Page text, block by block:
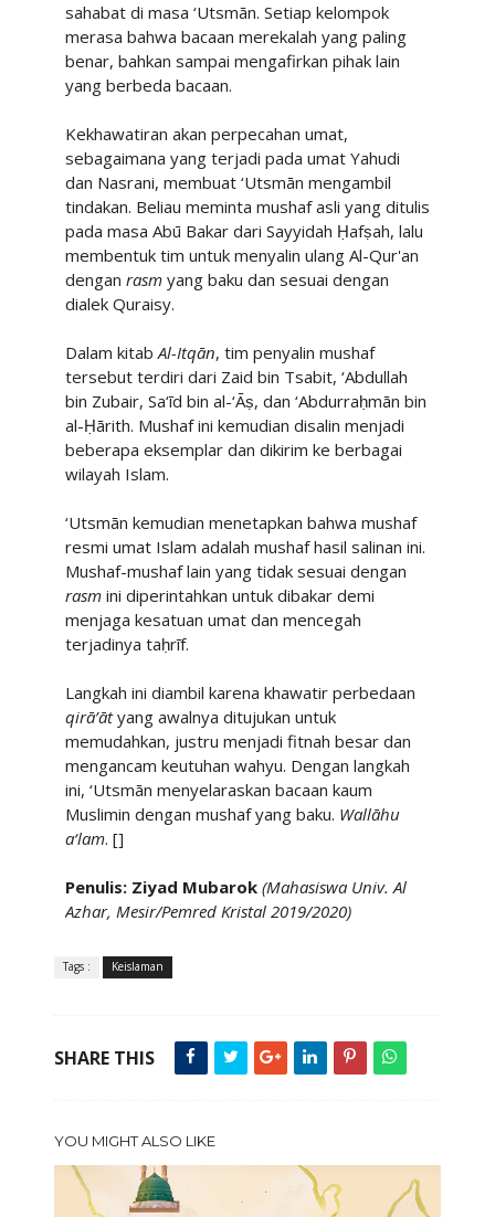
sahabat di masa ‘Utsmān. Setiap kelompok
merasa bahwa bacaan merekalah yang paling
benar, bahkan sampai mengafirkan pihak lain
yang berbeda bacaan.
Kekhawatiran akan perpecahan umat,
sebagaimana yang terjadi pada umat Yahudi
dan Nasrani, membuat ‘Utsmān mengambil
tindakan. Beliau meminta mushaf asli yang ditulis
pada masa Abū Bakar dari Sayyidah Ḥafṣah, lalu
membentuk tim untuk menyalin ulang Al-Qur'an
dengan rasmyang baku dan sesuai dengan
dialek Quraisy.
Dalam kitabAl-Itqān, tim penyalin mushaf
tersebut terdiri dari Zaid bin Tsabit, ‘Abdullah
bin Zubair, Sa‘īd bin al-‘Āṣ, dan ‘Abdurraḥmān bin
al-Ḥārith. Mushaf ini kemudian disalin menjadi
beberapa eksemplar dan dikirim ke berbagai
wilayah Islam.
‘Utsmān kemudian menetapkan bahwa mushaf
resmi umat Islam adalah mushaf hasil salinan ini.
Mushaf-mushaf lain yang tidak sesuai dengan
rasmini diperintahkan untuk dibakar demi
menjaga kesatuan umat dan mencegah
terjadinya taḥrīf.
Langkah ini diambil karena khawatir perbedaan
qirā’ātyang awalnya ditujukan untuk
memudahkan, justru menjadi fitnah besar dan
mengancam keutuhan wahyu. Dengan langkah
ini, ‘Utsmān menyelaraskan bacaan kaum
Muslimin dengan mushaf yang baku. Wallāhu
a‘lam. []
Penulis: Ziyad Mubarok (Mahasiswa Univ. Al
Azhar, Mesir/Pemred Kristal 2019/2020)
Tags : Keislaman
SHARE THIS
YOU MIGHT ALSO LIKE